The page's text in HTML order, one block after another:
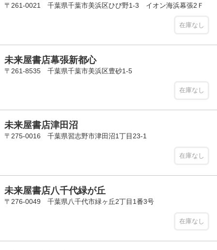
〒261-0021 千葉県千葉市美浜区ひび野1-3 イオン海浜幕張2Ｆ
在庫なし
未来屋書店幕張新都心
〒261-8535 千葉県千葉市美浜区豊砂1-5
在庫なし
未来屋書店津田沼
〒275-0016 千葉県習志野市津田沼1丁目23-1
在庫なし
未来屋書店八千代緑が丘
〒276-0049 千葉県八千代市緑ヶ丘2丁目1番3号
在庫なし